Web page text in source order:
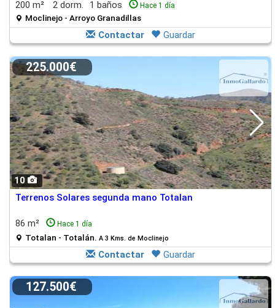
200 m² 2 dorm. 1 baños Hace 1 día
Moclinejo - Arroyo Granadillas
Contactar Guardar
10
225.000€
Terrenos Solares segunda mano Totalan
86 m² Hace 1 día
Totalan - Totalán. A 3 Kms. de Moclinejo
Contactar Guardar
127.500€